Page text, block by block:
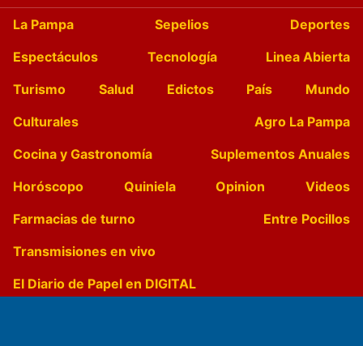
La Pampa Sepelios
Deportes
Espectáculos
Tecnología
Linea Abierta
Turismo
Salud Edictos País
Mundo
Culturales
Agro La Pampa
Cocina y Gastronomía
Suplementos Anuales
Horóscopo
Quiniela Opinion
Videos
Farmacias de turno
Entre Pocillos
Transmisiones en vivo
El Diario de Papel en DIGITAL